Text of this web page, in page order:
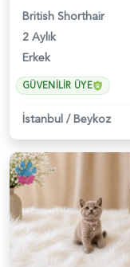
British Shorthair
2 Aylık
Erkek
GÜVENILIR ÜYE
İstanbul /Beykoz